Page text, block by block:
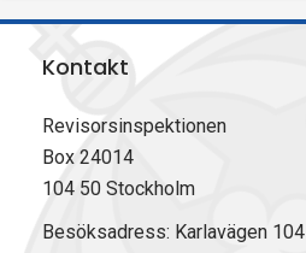
n
Kontakt
Revisorsinspektionen
Box 24014
104 50 Stockholm
Besöksadress: Karlavägen 104